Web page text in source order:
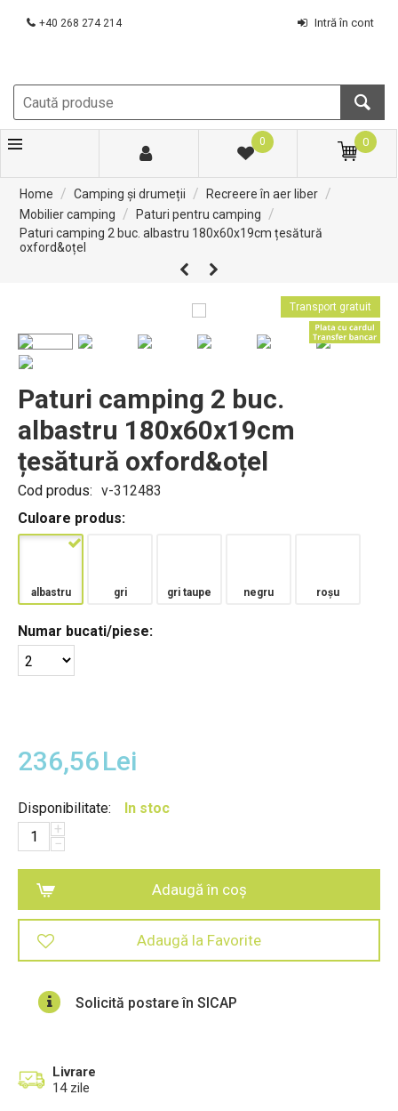
+40 268 274 214 Intră în cont
0 0
Home / Camping și drumeții / Recreere în aer liber /
Mobilier camping / Paturi pentru camping /
Paturi camping 2 buc. albastru 180x60x19cm țesătură
oxford&oțel
Transport gratuit
Paturi camping 2 buc.
albastru 180x60x19cm
țesătură oxford&oțel
Cod produs: v-312483
Culoare produs:
albastru gri gri taupe negru roșu
Numar bucati/piese:
236,56Lei
Disponibilitate:
In stoc
+
−
Adaugă în coș
Adaugă la Favorite
Solicită postare în SICAP
Livrare
14 zile